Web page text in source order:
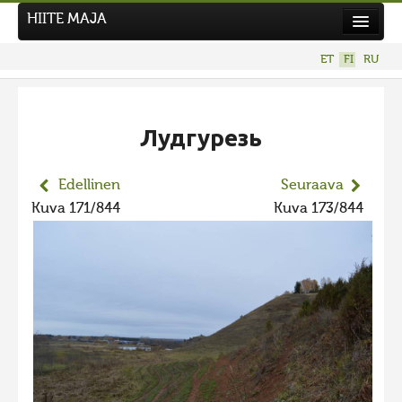
Hiite kuvavõistlus 2026
Hiisien kuvakilpailu 2025
Liikkuvat kuvat 2024
Hiisien kuvakilpailu 2023
HIITE MAJA
ET FI RU
Лудгурезь
Edellinen
Kuva 171/844
Seuraava
Kuva 173/844